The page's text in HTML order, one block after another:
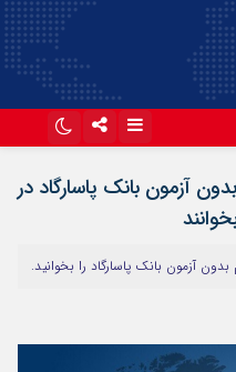
آزمون بانک پاسارگاد در
آزمون بانک پاسارگاد را بخوانید.